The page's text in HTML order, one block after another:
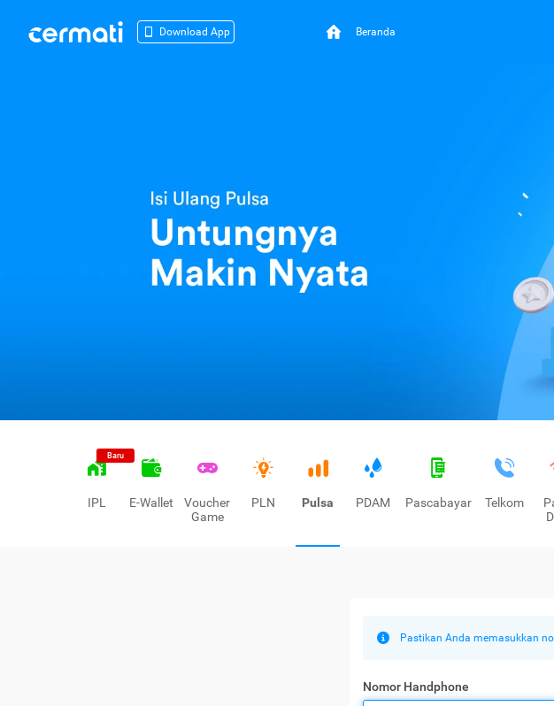
Download App Beranda
Baru
IPL E-Wallet
Voucher
Game
PLN Pulsa PDAM Pascabayar Telkom
Pastikan Anda memasukkan
Nomor Handphone